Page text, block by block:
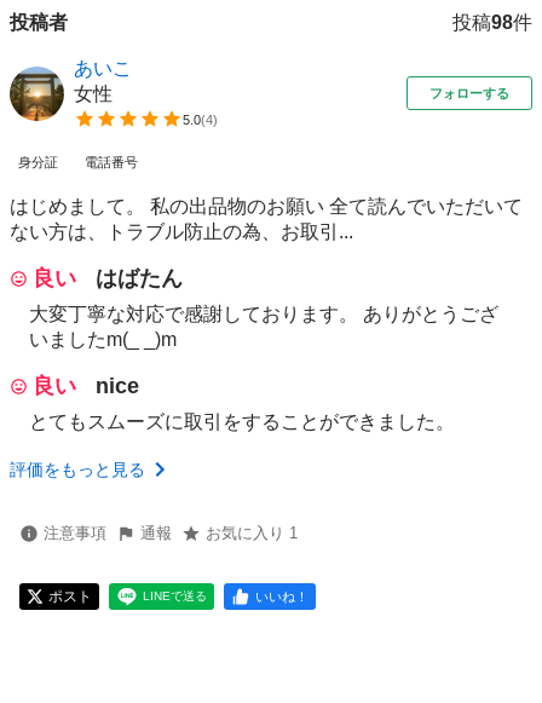
投稿者 投稿98件
あいこ
女性
5.0(4)
フォローする
身分証 電話番号
はじめまして。 私の出品物のお願い 全て読んでいただいて
ない方は、トラブル防止の為、お取引...
良い はばたん
大変丁寧な対応で感謝しております。 ありがとうござ
いましたm(_ _)m
良い nice
とてもスムーズに取引をすることができました。
評価をもっと見る
注意事項 通報 お気に入り 1
ポスト LINEで送る いいね！